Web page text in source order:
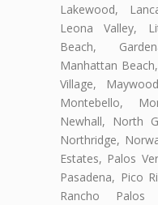
Lakewood,
Leona Valley,
Beach,
Manhattan
Village,
Montebello,
Newhall, North
Northridge,
Estates, Palos
Pasadena, Pico
Rancho Palos